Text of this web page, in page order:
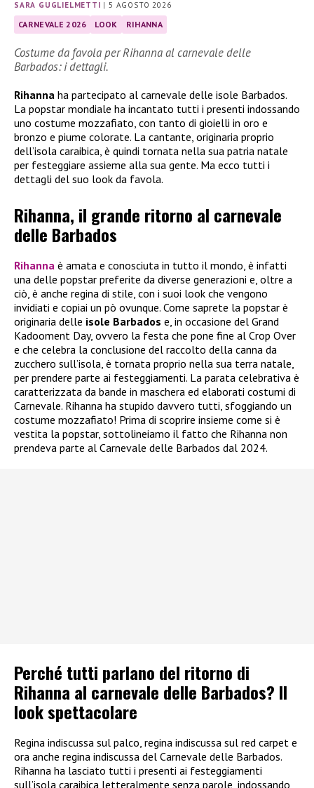
SARA GUGLIELMETTI |5 AGOSTO 2026
CARNEVALE 2026 LOOK RIHANNA
Costume da favola per Rihanna al carnevale delle
Barbados: i dettagli.
Rihanna ha partecipato al carnevale delle isole Barbados.
La popstar mondiale ha incantato tutti i presenti indossando
uno costume mozzafiato, con tanto di gioielli in oro e
bronzo e piume colorate. La cantante, originaria proprio
dell’isola caraibica, è quindi tornata nella sua patria natale
per festeggiare assieme alla sua gente. Ma ecco tutti i
dettagli del suo look da favola.
Rihanna, il grande ritorno al carnevale
delle Barbados
Rihanna è amata e conosciuta in tutto il mondo, è infatti
una delle popstar preferite da diverse generazioni e, oltre a
ciò, è anche regina di stile, con i suoi look che vengono
invidiati e copiai un pò ovunque. Come saprete la popstar è
originaria delle isole Barbados e, in occasione del Grand
Kadooment Day, ovvero la festa che pone fine al Crop Over
e che celebra la conclusione del raccolto della canna da
zucchero sull’isola, è tornata proprio nella sua terra natale,
per prendere parte ai festeggiamenti. La parata celebrativa è
caratterizzata da bande in maschera ed elaborati costumi di
Carnevale. Rihanna ha stupido davvero tutti, sfoggiando un
costume mozzafiato! Prima di scoprire insieme come si è
vestita la popstar, sottolineiamo il fatto che Rihanna non
prendeva parte al Carnevale delle Barbados dal 2024.
Perché tutti parlano del ritorno di
Rihanna al carnevale delle Barbados? Il
look spettacolare
Regina indiscussa sul palco, regina indiscussa sul red carpet e
ora anche regina indiscussa del Carnevale delle Barbados.
Rihanna ha lasciato tutti i presenti ai festeggiamenti
sull’isola caraibica letteralmente senza parole, indossando